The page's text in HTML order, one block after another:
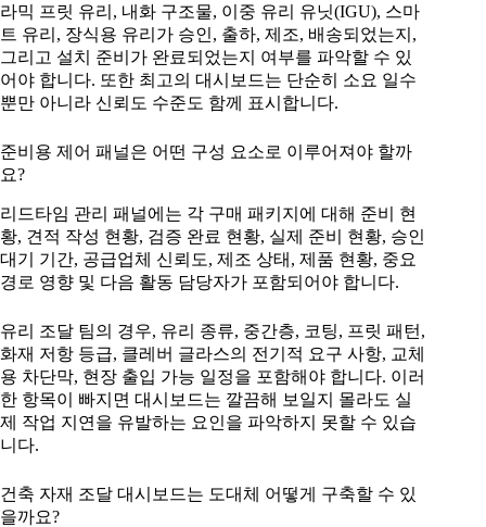
라믹 프릿 유리, 내화 구조물, 이중 유리 유닛(IGU), 스마
트 유리, 장식용 유리가 승인, 출하, 제조, 배송되었는지,
그리고 설치 준비가 완료되었는지 여부를 파악할 수 있
어야 합니다. 또한 최고의 대시보드는 단순히 소요 일수
뿐만 아니라 신뢰도 수준도 함께 표시합니다.
준비용 제어 패널은 어떤 구성 요소로 이루어져야 할까
요?
리드타임 관리 패널에는 각 구매 패키지에 대해 준비 현
황, 견적 작성 현황, 검증 완료 현황, 실제 준비 현황, 승인
대기 기간, 공급업체 신뢰도, 제조 상태, 제품 현황, 중요
경로 영향 및 다음 활동 담당자가 포함되어야 합니다.
유리 조달 팀의 경우, 유리 종류, 중간층, 코팅, 프릿 패턴,
화재 저항 등급, 클레버 글라스의 전기적 요구 사항, 교체
용 차단막, 현장 출입 가능 일정을 포함해야 합니다. 이러
한 항목이 빠지면 대시보드는 깔끔해 보일지 몰라도 실
제 작업 지연을 유발하는 요인을 파악하지 못할 수 있습
니다.
건축 자재 조달 대시보드는 도대체 어떻게 구축할 수 있
을까요?